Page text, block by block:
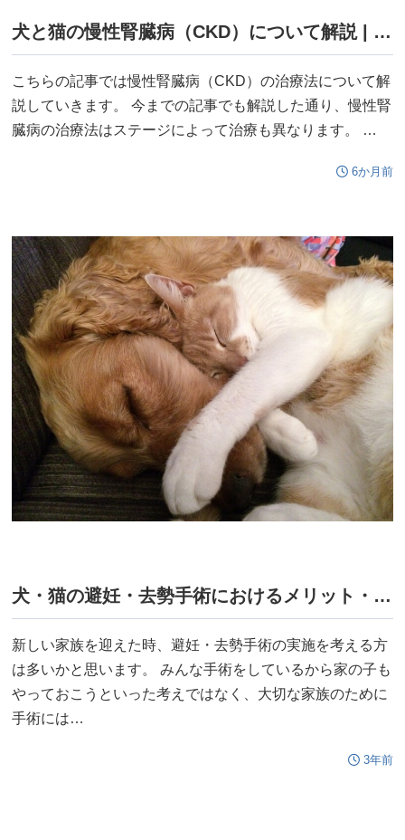
犬と猫の慢性腎臓病（CKD）について解説 | 多尿や体重減少は慢性腎臓病の初期症状かもしれません！ ～治療編～
こちらの記事では慢性腎臓病（CKD）の治療法について解
説していきます。 今までの記事でも解説した通り、慢性腎
臓病の治療法はステージによって治療も異なります。 …
6か月前
犬・猫の避妊・去勢手術におけるメリット・デメリット
新しい家族を迎えた時、避妊・去勢手術の実施を考える方
は多いかと思います。 みんな手術をしているから家の子も
やっておこうといった考えではなく、大切な家族のために
手術には…
3年前